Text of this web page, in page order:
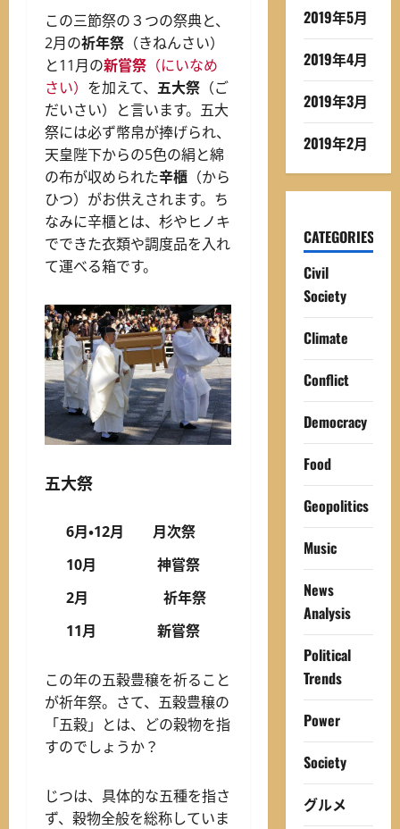
この三節祭の３つの祭典と、
2月の祈年祭 （きねんさい）
と11月の新嘗祭 （にいなめ
さい） を加えて、 五大祭 （ご
だいさい）と言います。五大
祭には必ず幣帛が捧げられ、
天皇陛下からの5色の絹と綿
の布が収められた辛櫃 （から
ひつ）がお供えされます。ち
なみに辛櫃とは、杉やヒノキ
でできた衣類や調度品を入れ
て運べる箱です。
五大祭
6月・12月 月次祭
10月 神嘗祭
2月 祈年祭
11月 新嘗祭
この年の五穀豊穣を祈ること
が祈年祭。さて、五穀豊穣の
「五穀」とは、どの穀物を指
すのでしょうか？
じつは、具体的な五種を指さ
ず、穀物全般を総称していま
2019年5月
2019年4月
2019年3月
2019年2月
CATEGORIES
Civil
Society
Climate
Conflict
Democracy
Food
Geopolitics
Music
News
Analysis
Political
Trends
Power
Society
グルメ